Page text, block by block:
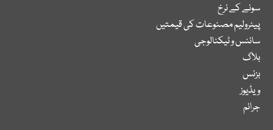
سونے کے نرخ
پیٹرولیم مصنوعات کی قیمتیں
سائنس و ٹیکنالوجی
بلاگ
بزنس
ویڈیوز
جرائم